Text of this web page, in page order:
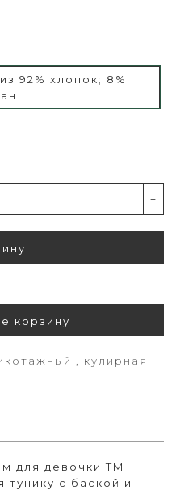
92% хлопок; 8%
+
корзину
, кулирная
для девочки ТМ
тунику с баской и